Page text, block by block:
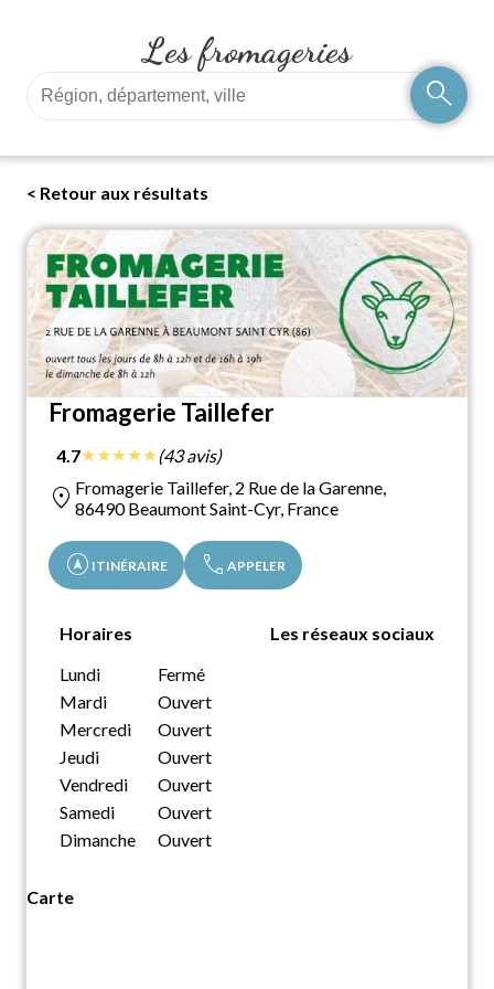
Les fromageries
search
< Retour aux résultats
Fromagerie Taillefer
4.7★★★★★(43 avis)
location_on Fromagerie Taillefer, 2 Rue de la Garenne,
86490 Beaumont Saint-Cyr, France
assistant_navigation ITINÉRAIRE call APPELER
Horaires
Lundi
Fermé
Mardi
Ouvert
Mercredi
Ouvert
Jeudi
Ouvert
Vendredi
Ouvert
Samedi
Ouvert
Dimanche
Ouvert
Les réseaux sociaux
Carte